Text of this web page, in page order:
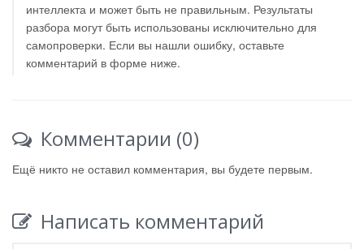
интеллекта и может быть не правильным. Результаты
разбора могут быть использованы исключительно для
самопроверки. Если вы нашли ошибку, оставьте
комментарий в форме ниже.
Комментарии (0)
Ещё никто не оставил комментария, вы будете первым.
Написать комментарий